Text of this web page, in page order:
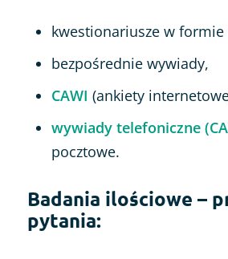
kwestionariusze w formie
bezpośrednie wywiady,
CAWI (ankiety
wywiady telefoniczne
pocztowe.
Badania ilościowe –
pytania: